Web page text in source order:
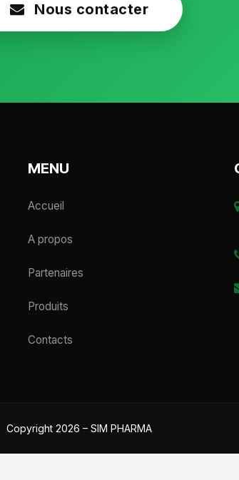
Nous contacter
MENU
Accueil
A propos
Partenaires
Produits
Contacts
Copyright 2026 – SIM PHARMA